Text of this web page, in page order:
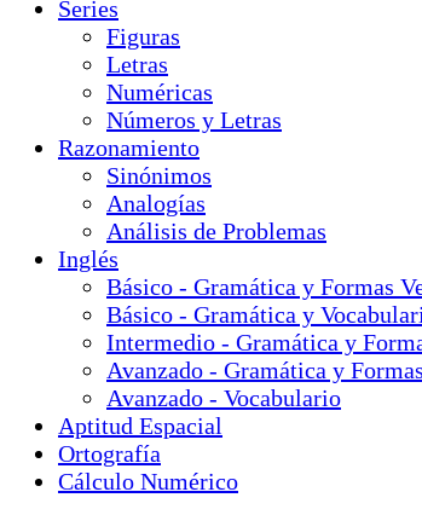
Series
Figuras
Letras
Numéricas
Números y Letras
Razonamiento
Sinónimos
Analogías
Análisis de Problemas
Inglés
Básico - Gramática y Formas
Básico - Gramática y
Intermedio - Gramática y
Avanzado - Gramática y
Avanzado - Vocabulario
Aptitud Espacial
Ortografía
Cálculo Numérico